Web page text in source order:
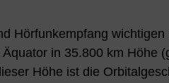
Hörfunkempfang
in 35.800 km Höhe
Höhe ist die